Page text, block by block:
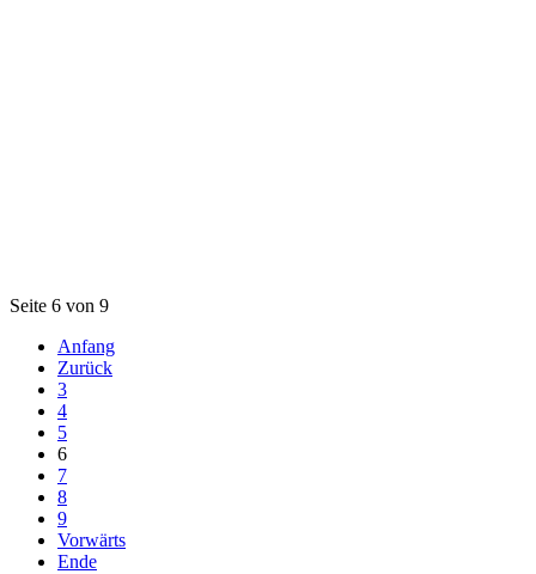
Seite 6 von 9
Anfang
Zurück
3
4
5
6
7
8
9
Vorwärts
Ende